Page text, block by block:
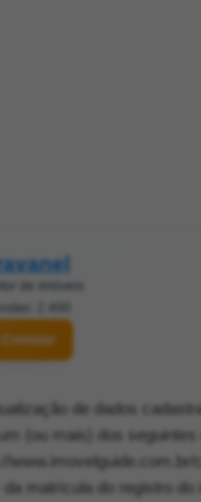
Contatar
de dados
(ou mais) dos seguintes
www.imovelguide.com.br/
da matrícula do registro do